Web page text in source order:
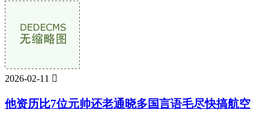
2026-02-11 
他资历比7位元帅还老通晓多国言语毛尽快搞航空